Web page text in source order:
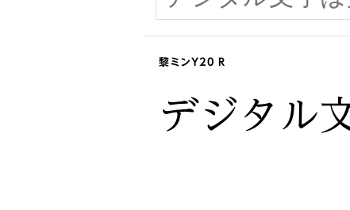
黎ミンY20 R
デジタル